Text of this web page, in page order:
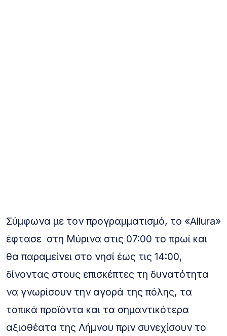
Σύμφωνα με τον προγραμματισμό, το «Allura»
έφτασε στη Μύρινα στις 07:00 το πρωί και
θα παραμείνει στο νησί έως τις 14:00,
δίνοντας στους επισκέπτες τη δυνατότητα
να γνωρίσουν την αγορά της πόλης, τα
τοπικά προϊόντα και τα σημαντικότερα
αξιοθέατα της Λήμνου πριν συνεχίσουν το